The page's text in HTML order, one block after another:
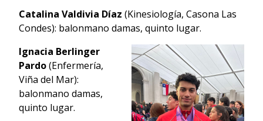
Catalina Valdivia Díaz (Kinesiología, Casona Las
Condes): balonmano damas, quinto lugar.
Ignacia Berlinger
Pardo(Enfermería,
Viña del Mar):
balonmano damas,
quinto lugar.